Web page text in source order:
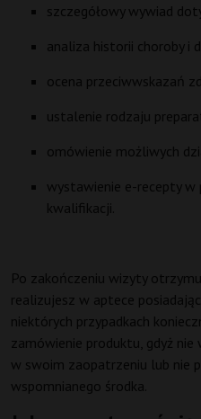
szczegółowy wywiad
analiza historii choroby i
ocena przeciwwskazań
ustalenie rodzaju
omówienie możliwych
wystawienie e-recepty w
kwalifikacji.
Po zakończeniu wizyty
realizujesz w aptece
niektórych przypadkach
zamówienie produktu, gdyż
w swoim zaopatrzeniu lub nie
wspomnianego środka.